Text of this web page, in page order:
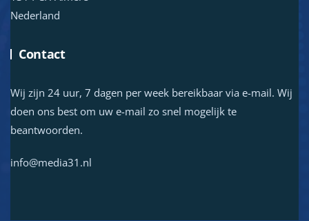
Nederland
Contact
Wij zijn 24 uur, 7 dagen per week bereikbaar via e-mail. Wij
doen ons best om uw e-mail zo snel mogelijk te
beantwoorden.
info@media31.nl